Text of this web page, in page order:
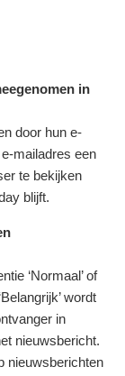
in
door hun e-
mailadres een
te bekijken
blijft.
‘Normaal’ of
wordt
in
nieuwsbericht.
nieuwsberichten